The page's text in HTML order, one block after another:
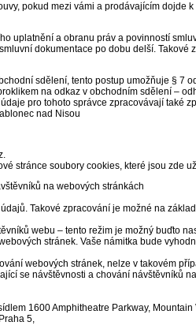
pokud mezi vámi a prodávajícím dojde
uplatnění a obranu práv a povinností
dokumentace po dobu delší.
sdělení, tento postup umožňuje § 7
na odkaz v obchodním sdělení –
pro tohoto správce zpracovávají také
nad Nisou
stránce soubory cookies, které jsou zde
na webových stránkách
Takové zpracování je možné na
webu – tento režim je možný buďto
stránek. Vaše námitka bude
webových stránek, nelze v takovém
se návštěvnosti a chování návštěvníků
1600 Amphitheatre Parkway, Mountain
5,